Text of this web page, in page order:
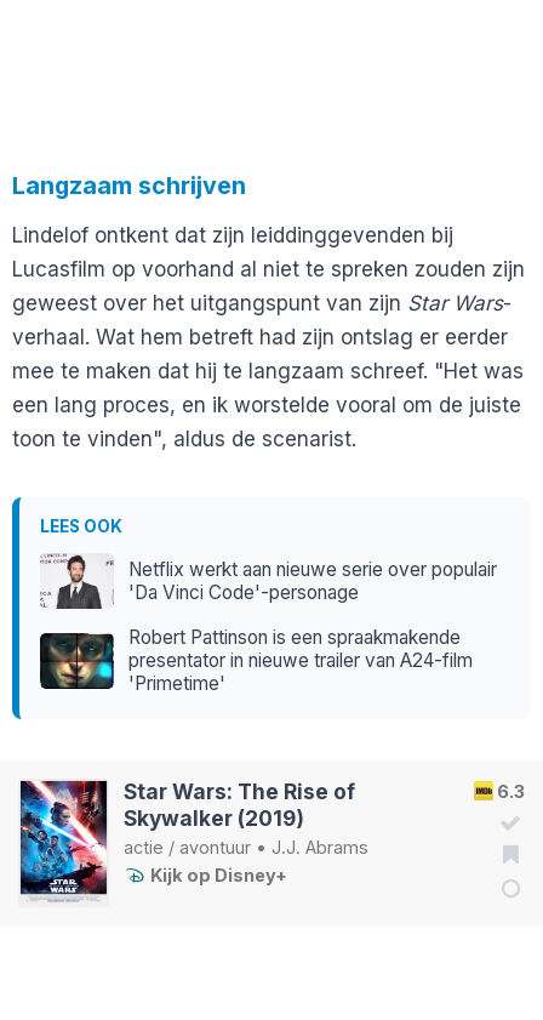
Langzaam schrijven
Lindelof ontkent dat zijn leiddinggevenden bij
Lucasfilm op voorhand al niet te spreken zouden zijn
geweest over het uitgangspunt van zijn Star Wars-
verhaal. Wat hem betreft had zijn ontslag er eerder
mee te maken dat hij te langzaam schreef. "Het was
een lang proces, en ik worstelde vooral om de juiste
toon te vinden", aldus de scenarist.
LEES OOK
Netflix werkt aan nieuwe serie over populair
'Da Vinci Code'-personage
Robert Pattinson is een spraakmakende
presentator in nieuwe trailer van A24-film
'Primetime'
6.3
Star Wars: The Rise of
Skywalker (2019)
actie / avontuur • J.J. Abrams
Kijk op Disney+